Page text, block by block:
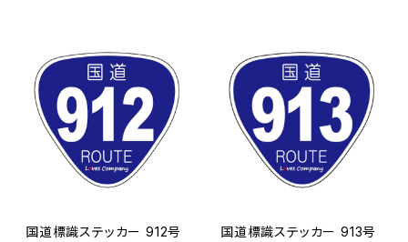
国道標識ステッカー 912号
国道標識ステッカー 913号